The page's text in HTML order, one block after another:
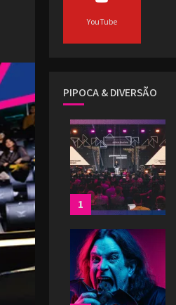
YouTube
PIPOCA & DIVERSÃO
1